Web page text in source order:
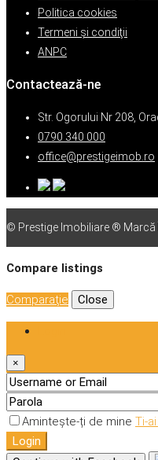
Politica cookies
Termeni şi condiţii
ANPC
Contactează-ne
Str. Ogorului Nr 208,
0790 340 000
office@prestigeimob.ro
© Prestige Imobiliare ® Marcă
Compare listings
Comparaţie Close
×
Amintește-ți de mine Ti-
Login